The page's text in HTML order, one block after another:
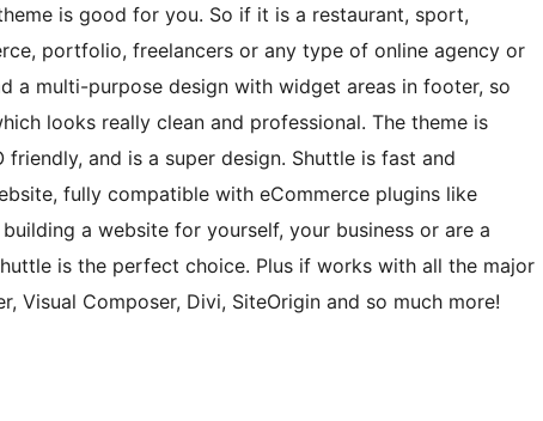
is good for you. So if it is a restaurant, sport,
portfolio, freelancers or any type of online agency or
a multi-purpose design with widget areas in footer, so
looks really clean and professional. The theme is
friendly, and is a super design. Shuttle is fast and
fully compatible with eCommerce plugins like
a website for yourself, your business or are a
is the perfect choice. Plus if works with all the major
Visual Composer, Divi, SiteOrigin and so much more!